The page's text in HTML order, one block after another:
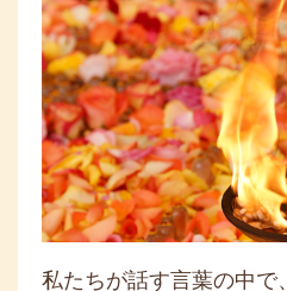
私たちが話す言葉の中で